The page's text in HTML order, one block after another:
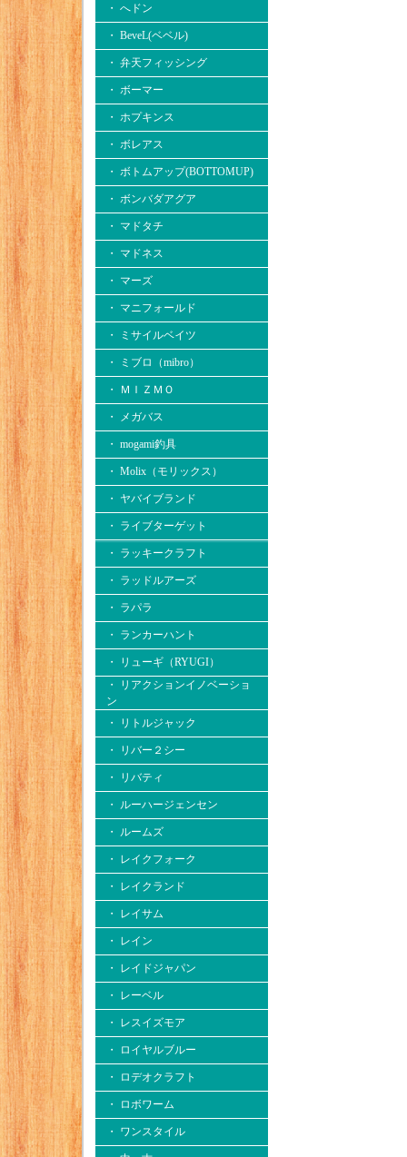
・ へドン
・ BeveL(ベベル)
・ 弁天フィッシング
・ ボーマー
・ ホプキンス
・ ボレアス
・ ボトムアップ(BOTTOMUP)
・ ボンバダアグア
・ マドタチ
・ マドネス
・ マーズ
・ マニフォールド
・ ミサイルベイツ
・ ミブロ（mibro）
・ ＭＩＺＭＯ
・ メガバス
・ mogami釣具
・ Molix（モリックス）
・ ヤバイブランド
・ ライブターゲット
・ ラッキークラフト
・ ラッドルアーズ
・ ラパラ
・ ランカーハント
・ リューギ（RYUGI）
・ リアクションイノベーショ
ン
・ リトルジャック
・ リバー２シー
・ リバティ
・ ルーハージェンセン
・ ルームズ
・ レイクフォーク
・ レイクランド
・ レイサム
・ レイン
・ レイドジャパン
・ レーベル
・ レスイズモア
・ ロイヤルブルー
・ ロデオクラフト
・ ロボワーム
・ ワンスタイル